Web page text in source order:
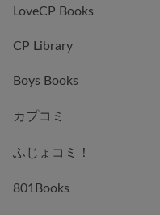
LoveCP Books
CP Library
Boys Books
カプコミ
ふじょコミ！
801Books